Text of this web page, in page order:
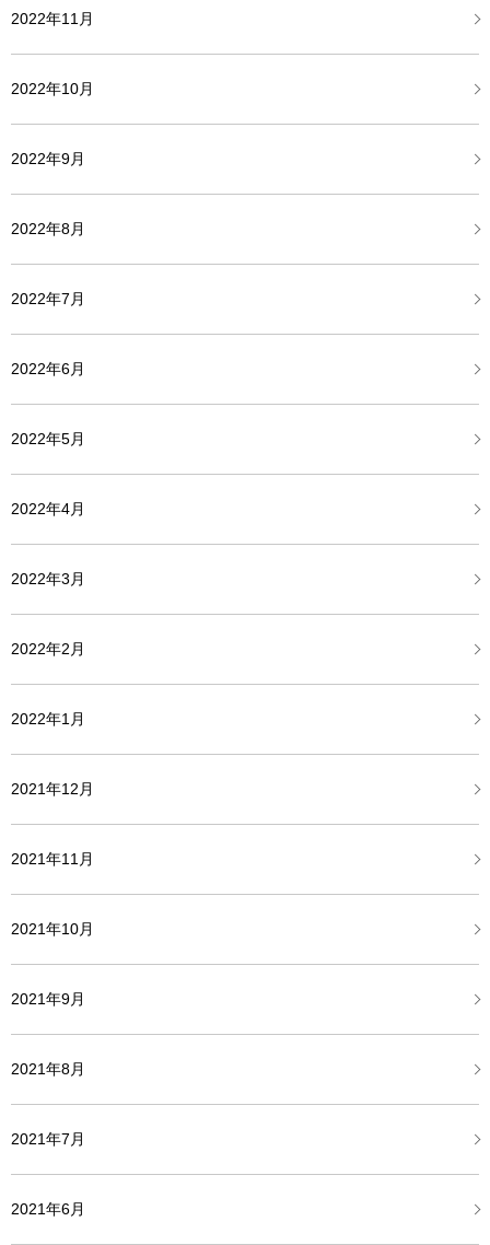
2022年11月
2022年10月
2022年9月
2022年8月
2022年7月
2022年6月
2022年5月
2022年4月
2022年3月
2022年2月
2022年1月
2021年12月
2021年11月
2021年10月
2021年9月
2021年8月
2021年7月
2021年6月